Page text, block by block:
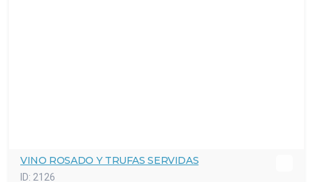
VINO ROSADO Y TRUFAS SERVIDAS
ID: 2126